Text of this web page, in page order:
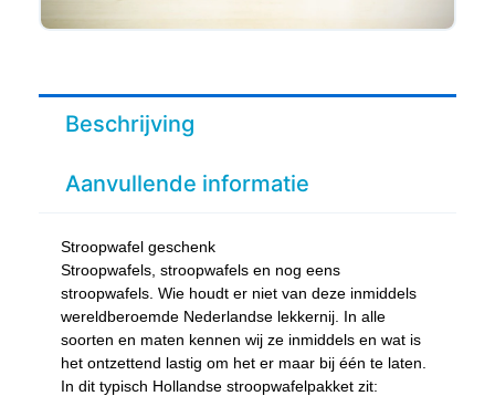
Beschrijving
Aanvullende informatie
Stroopwafel geschenk
Stroopwafels, stroopwafels en nog eens
stroopwafels. Wie houdt er niet van deze inmiddels
wereldberoemde Nederlandse lekkernij. In alle
soorten en maten kennen wij ze inmiddels en wat is
het ontzettend lastig om het er maar bij één te laten.
In dit typisch Hollandse stroopwafelpakket zit: